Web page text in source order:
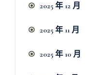
2025 年 12 月
2025 年 11 月
2025 年 10 月